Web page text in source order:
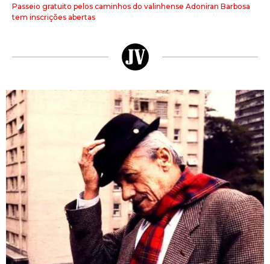
Passeio gratuito pelos caminhos do valinhense Adoniran Barbosa
tem inscrições abertas